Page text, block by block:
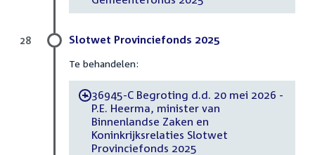
Slotwet Provinciefonds 2025
Te behandelen:
-36945-C Begroting d.d. 20 mei 2026 -
P.E. Heerma, minister van
Binnenlandse Zaken en
Koninkrijksrelaties Slotwet
Provinciefonds 2025
28